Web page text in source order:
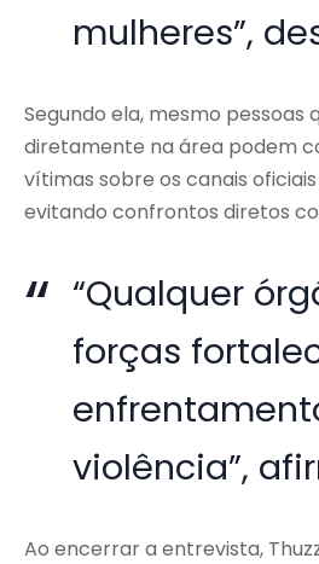
mulheres”,
Segundo ela, mesmo pessoas
diretamente na área podem
vítimas sobre os canais
evitando confrontos diretos
“Qualquer
forças
violência”,
Ao encerrar a entrevista,